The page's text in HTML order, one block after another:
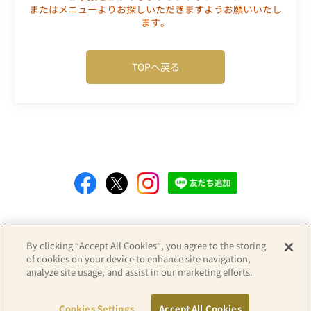
またはメニューよりお探しいただきますようお願いいたし
ます。
TOPへ戻る
By clicking “Accept All Cookies”, you agree to the storing
of cookies on your device to enhance site navigation,
analyze site usage, and assist in our marketing efforts.